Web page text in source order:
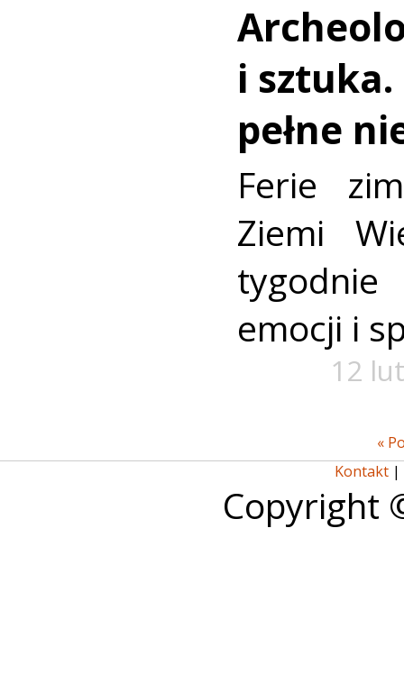
i
pełne
Ferie
Ziemi
tygodnie
emocji i
12
«
Kontakt |
Copyright